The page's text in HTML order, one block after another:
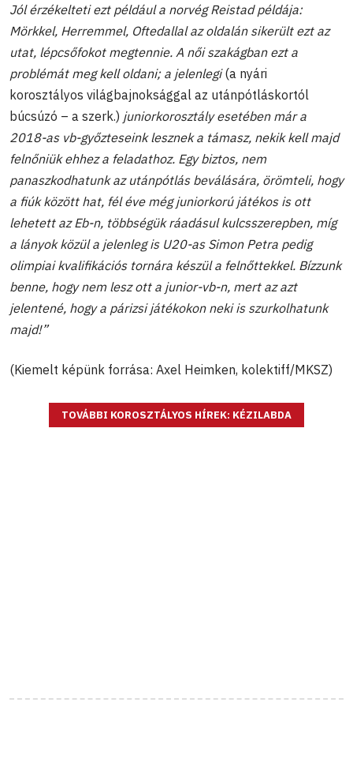
Jól érzékelteti ezt például a norvég Reistad példája:
Mörkkel, Herremmel, Oftedallal az oldalán sikerült ezt az
utat, lépcsőfokot megtennie. A női szakágban ezt a
problémát meg kell oldani; a jelenlegi(a nyári
korosztályos világbajnoksággal az utánpótláskortól
búcsúzó – a szerk.) juniorkorosztály esetében már a
2018-as vb-győzteseink lesznek a támasz, nekik kell majd
felnőniük ehhez a feladathoz. Egy biztos, nem
panaszkodhatunk az utánpótlás beválására, örömteli, hogy
a fiúk között hat, fél éve még juniorkorú játékos is ott
lehetett az Eb-n, többségük ráadásul kulcsszerepben, míg
a lányok közül a jelenleg is U20-as Simon Petra pedig
olimpiai kvalifikációs tornára készül a felnőttekkel. Bízzunk
benne, hogy nem lesz ott a junior-vb-n, mert az azt
jelentené, hogy a párizsi játékokon neki is szurkolhatunk
majd!”
(Kiemelt képünk forrása: Axel Heimken, kolektiff/MKSZ)
TOVÁBBI KOROSZTÁLYOS HÍREK: KÉZILABDA